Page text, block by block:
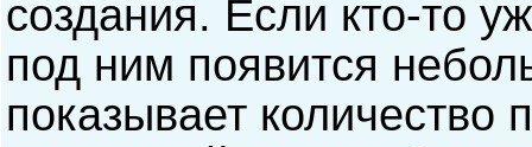
создания. Если кто-то
под ним появится
показывает количество